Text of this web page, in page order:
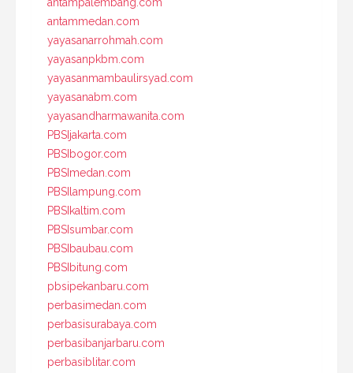
antammedan.com
yayasanarrohmah.com
yayasanpkbm.com
yayasanmambaulirsyad.com
yayasanabm.com
yayasandharmawanita.com
PBSIjakarta.com
PBSIbogor.com
PBSImedan.com
PBSIlampung.com
PBSIkaltim.com
PBSIsumbar.com
PBSIbaubau.com
PBSIbitung.com
pbsipekanbaru.com
perbasimedan.com
perbasisurabaya.com
perbasibanjarbaru.com
perbasiblitar.com